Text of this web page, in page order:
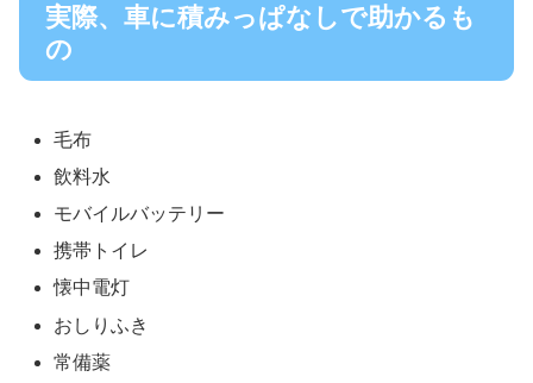
実際、車に積みっぱなしで助かるも
の
毛布
飲料水
モバイルバッテリー
携帯トイレ
懐中電灯
おしりふき
常備薬